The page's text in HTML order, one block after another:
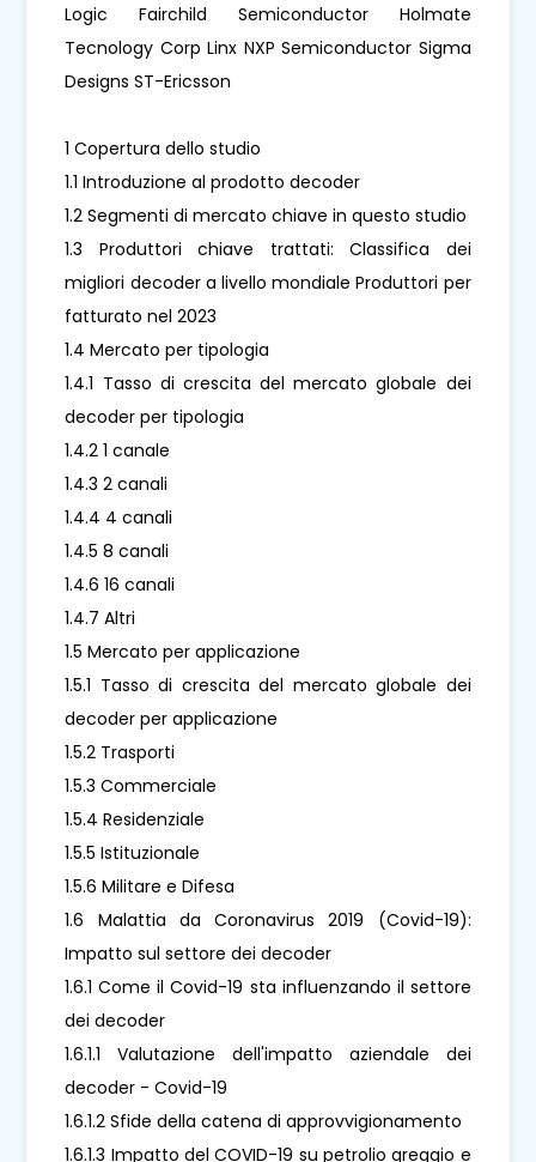
Logic Fairchild Semiconductor Holmate
Tecnology Corp Linx NXP Semiconductor Sigma
Designs ST-Ericsson
1 Copertura dello studio
1.1 Introduzione al prodotto decoder
1.2 Segmenti di mercato chiave in questo studio
1.3 Produttori chiave trattati: Classifica dei
migliori decoder a livello mondiale Produttori per
fatturato nel 2023
1.4 Mercato per tipologia
1.4.1 Tasso di crescita del mercato globale dei
decoder per tipologia
1.4.2 1 canale
1.4.3 2 canali
1.4.4 4 canali
1.4.5 8 canali
1.4.6 16 canali
1.4.7 Altri
1.5 Mercato per applicazione
1.5.1 Tasso di crescita del mercato globale dei
decoder per applicazione
1.5.2 Trasporti
1.5.3 Commerciale
1.5.4 Residenziale
1.5.5 Istituzionale
1.5.6 Militare e Difesa
1.6 Malattia da Coronavirus 2019 (Covid-19):
Impatto sul settore dei decoder
1.6.1 Come il Covid-19 sta influenzando il settore
dei decoder
1.6.1.1 Valutazione dell'impatto aziendale dei
decoder - Covid-19
1.6.1.2 Sfide della catena di approvvigionamento
1.6.1.3 Impatto del COVID-19 su petrolio greggio e